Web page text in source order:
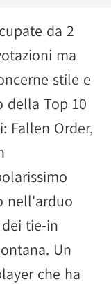
da 2
ma
stile e
della Top 10
Fallen Order,
nell'arduo
tie-in
Un
che ha